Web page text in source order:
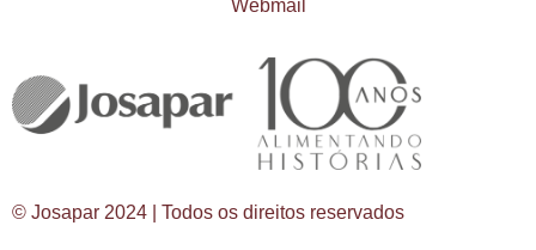
Webmail
© Josapar 2024 | Todos os direitos reservados